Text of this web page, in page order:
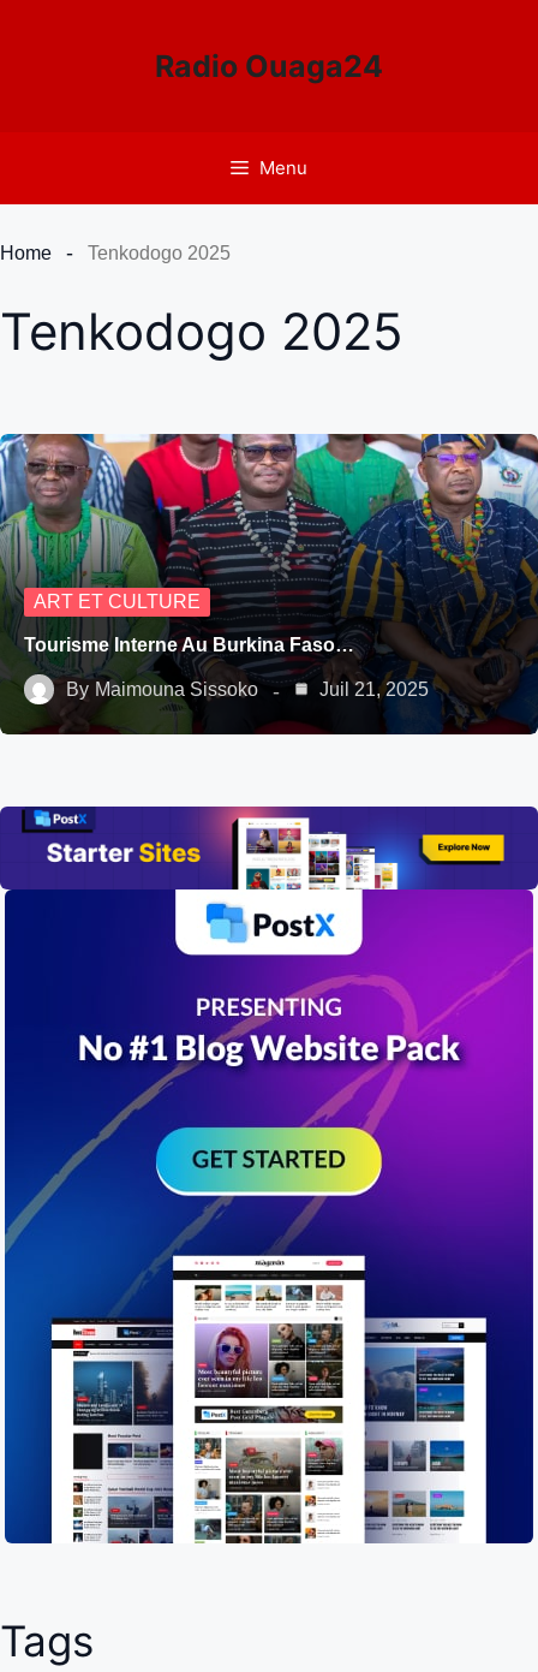
Radio Ouaga24
Menu
Home Tenkodogo 2025
Tenkodogo 2025
ART ET CULTURE
Tourisme Interne Au Burkina Faso…
By Maimouna Sissoko Juil 21, 2025
Tags